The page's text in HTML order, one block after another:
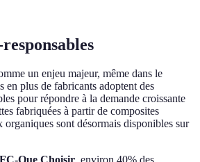
un enjeu majeur, même dans le
en plus de fabricants adoptent des
pour répondre à la demande croissante
fabriquées à partir de composites
organiques sont désormais disponibles sur